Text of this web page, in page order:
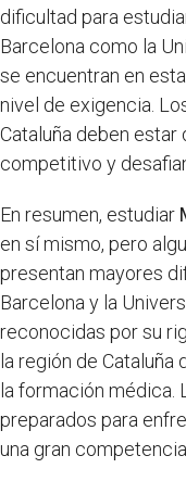
dificultad para
Barcelona como la
se encuentran en
nivel de exigencia.
Cataluña deben
competitivo y
En resumen, estudiar
en sí mismo, pero
presentan mayores
Barcelona y la
reconocidas por su
la región de Cataluña
la formación médica.
preparados para
una gran competencia.